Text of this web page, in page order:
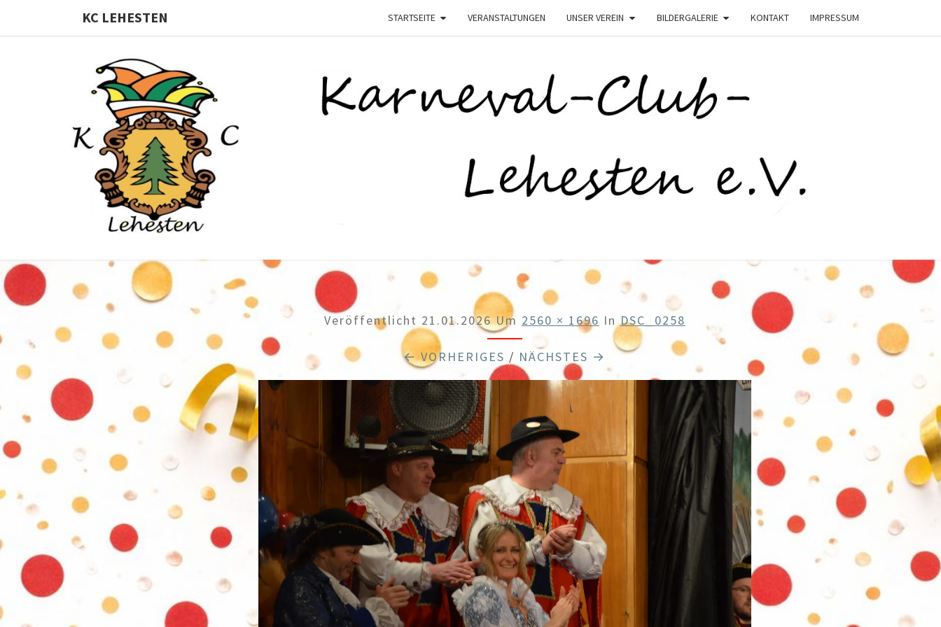
KC LEHESTEN STARTSEITE VERANSTALTUNGEN UNSER VEREIN BILDERGALERIE KONTAKT IMPRESSUM
KC
Lehesten
Helau–
Veröffentlicht 21.01.2026Um 2560 × 1696 InDSC_0258
← VORHERIGES / NÄCHSTES →